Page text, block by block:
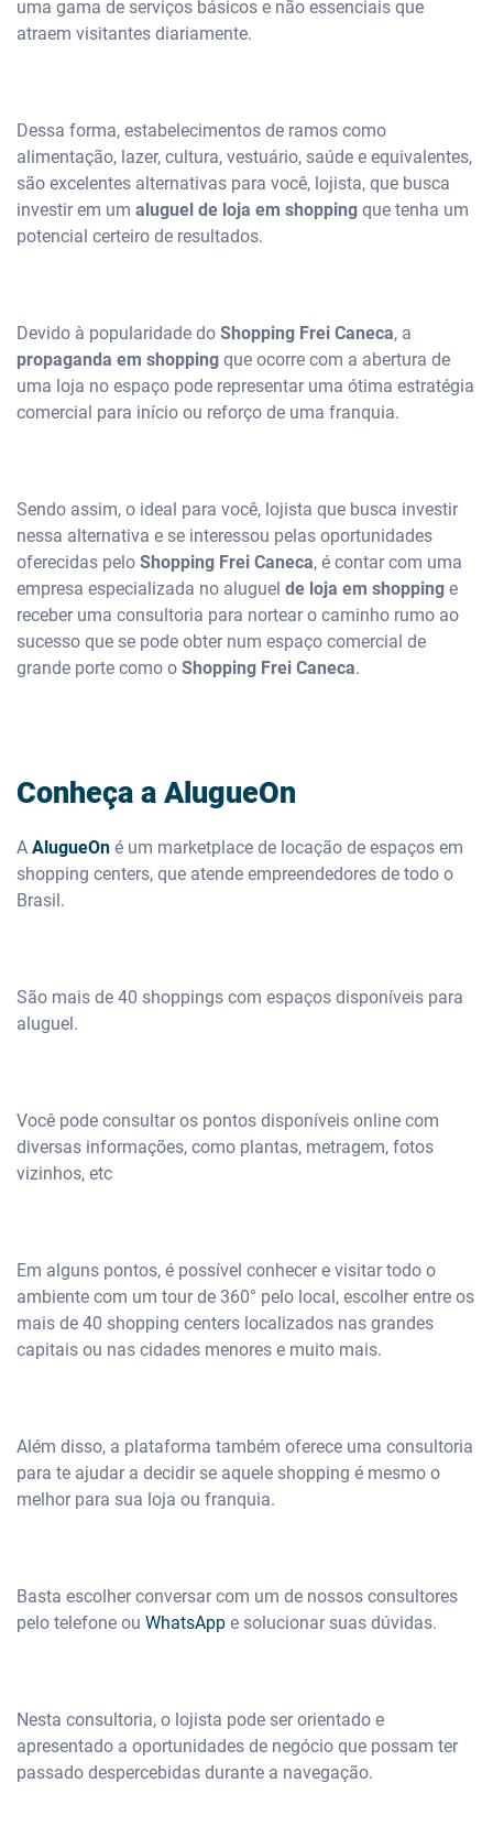
uma gama de serviços básicos e não essenciais que
atraem visitantes diariamente.
Dessa forma, estabelecimentos de ramos como
alimentação, lazer, cultura, vestuário, saúde e equivalentes,
são excelentes alternativas para você, lojista, que busca
investir em um aluguel de loja em shopping que tenha um
potencial certeiro de resultados.
Devido à popularidade do Shopping Frei Caneca, a
propaganda em shopping que ocorre com a abertura de
uma loja no espaço pode representar uma ótima estratégia
comercial para início ou reforço de uma franquia.
Sendo assim, o ideal para você, lojista que busca investir
nessa alternativa e se interessou pelas oportunidades
oferecidas pelo Shopping Frei Caneca, é contar com uma
empresa especializada no aluguel de loja em shopping e
receber uma consultoria para nortear o caminho rumo ao
sucesso que se pode obter num espaço comercial de
grande porte como o Shopping Frei Caneca.
Conheça a AlugueOn
A AlugueOn é um marketplace de locação de espaços em
shopping centers, que atende empreendedores de todo o
Brasil.
São mais de 40 shoppings com espaços disponíveis para
aluguel.
Você pode consultar os pontos disponíveis online com
diversas informações, como plantas, metragem, fotos
vizinhos, etc
Em alguns pontos, é possível conhecer e visitar todo o
ambiente com um tour de 360° pelo local, escolher entre os
mais de 40 shopping centers localizados nas grandes
capitais ou nas cidades menores e muito mais.
Além disso, a plataforma também oferece uma consultoria
para te ajudar a decidir se aquele shopping é mesmo o
melhor para sua loja ou franquia.
Basta escolher conversar com um de nossos consultores
pelo telefone ou WhatsApp e solucionar suas dúvidas.
Nesta consultoria, o lojista pode ser orientado e
apresentado a oportunidades de negócio que possam ter
passado despercebidas durante a navegação.